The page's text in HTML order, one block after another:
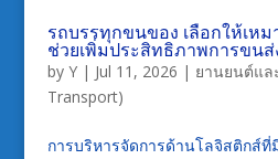
รถบรรทุกขนของ เลือกให้เห
ช่วยเพิ่มประสิทธิภาพการขนส่
by Y| Jul 11, 2026 | ยานยนต์แล
Transport)
การบริหารจัดการด้านโลจิสติกส์